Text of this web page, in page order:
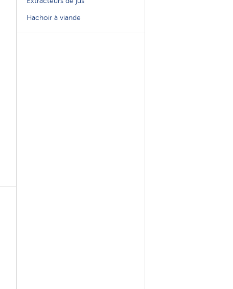
Hachoir à viande